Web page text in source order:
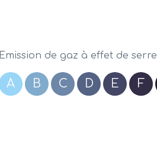
Emission de gaz à effet de serre
A B C D E F